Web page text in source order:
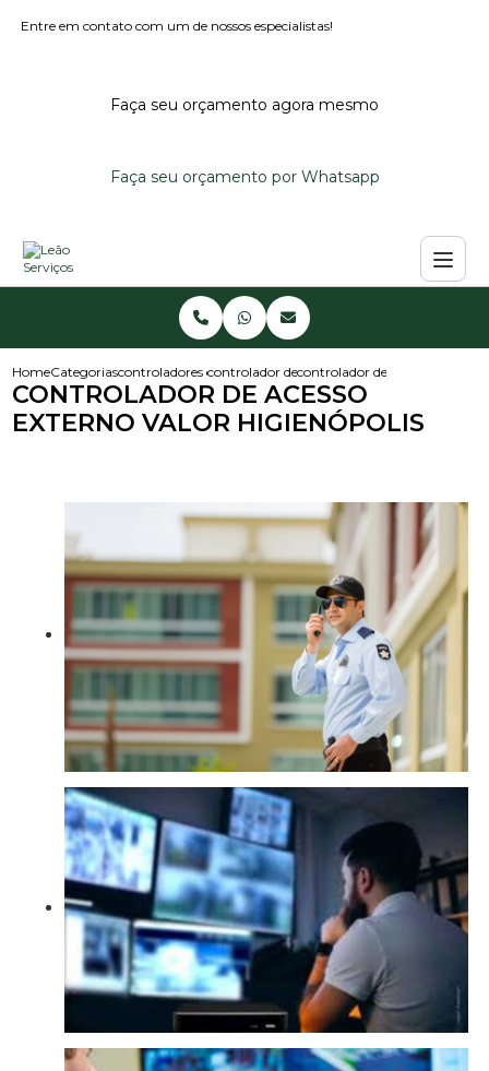
Entre em contato com um de nossos especialistas!
Faça seu orçamento agora mesmo
Faça seu orçamento por Whatsapp
HomeCategoriascontroladores de acessocontrolador de acessocontrolador de acesso externo
CONTROLADOR DE ACESSO
EXTERNO VALOR HIGIENÓPOLIS